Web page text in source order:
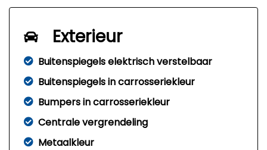
Exterieur
Buitenspiegels elektrisch verstelbaar
Buitenspiegels in carrosseriekleur
Bumpers in carrosseriekleur
Centrale vergrendeling
Metaalkleur